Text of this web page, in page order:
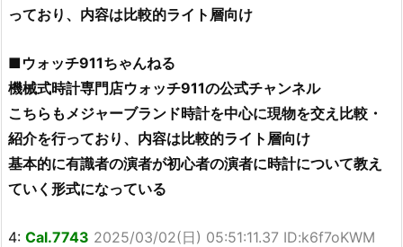
っており、内容は比較的ライト層向け
■ウォッチ911ちゃんねる
機械式時計専門店ウォッチ911の公式チャンネル
こちらもメジャーブランド時計を中心に現物を交え比較・
紹介を行っており、内容は比較的ライト層向け
基本的に有識者の演者が初心者の演者に時計について教え
ていく形式になっている
4: Cal.7743 2025/03/02(日) 05:51:11.37 ID:k6f7oKWM